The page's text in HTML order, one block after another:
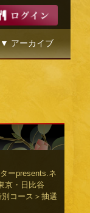
▼ アーカイブ
ーpresents.ネ
京・日比谷
コース＞抽選